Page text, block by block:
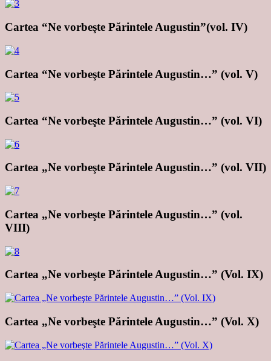
Cartea “Ne vorbeşte Părintele Augustin”(vol. IV)
Cartea “Ne vorbeşte Părintele Augustin…” (vol. V)
Cartea “Ne vorbeşte Părintele Augustin…” (vol. VI)
Cartea „Ne vorbeşte Părintele Augustin…” (vol. VII)
Cartea „Ne vorbeşte Părintele Augustin…” (vol.
VIII)
Cartea „Ne vorbeşte Părintele Augustin…” (Vol. IX)
Cartea „Ne vorbeşte Părintele Augustin…” (Vol. X)